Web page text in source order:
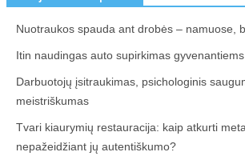
Nuotraukos spauda ant drobės – namuose,
Itin naudingas auto supirkimas
Darbuotojų įsitraukimas, psichologinis
meistriškumas
Tvari kiaurymių restauracija: kaip atkurti
nepažeidžiant jų autentiškumo?